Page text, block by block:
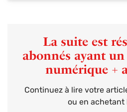
La suite est
abonnés ayant
numérique +
Continuez à lire votre
ou en achetant